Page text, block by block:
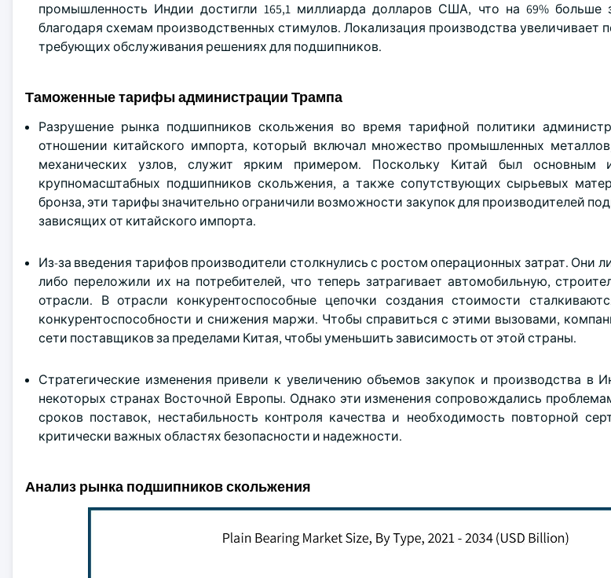
промышленность Индии достигли 165,1 миллиарда долларов США, что на 69% больше
благодаря схемам производственных стимулов. Локализация производства увеличивает
требующих обслуживания решениях для подшипников.
Таможенные тарифы администрации Трампа
Разрушение рынка подшипников скольжения во время тарифной политики
отношении китайского импорта, который включал множество промышленных
механических узлов, служит ярким примером. Поскольку Китай был основным
крупномасштабных подшипников скольжения, а также сопутствующих сырьевых
бронза, эти тарифы значительно ограничили возможности закупок для производителей
зависящих от китайского импорта.
Из-за введения тарифов производители столкнулись с ростом операционных затрат. Они
либо переложили их на потребителей, что теперь затрагивает автомобильную,
отрасли. В отрасли конкурентоспособные цепочки создания стоимости
конкурентоспособности и снижения маржи. Чтобы справиться с этими вызовами,
сети поставщиков за пределами Китая, чтобы уменьшить зависимость от этой страны.
Стратегические изменения привели к увеличению объемов закупок и производства в
некоторых странах Восточной Европы. Однако эти изменения сопровождались
сроков поставок, нестабильность контроля качества и необходимость повторной
критически важных областях безопасности и надежности.
Анализ рынка подшипников скольжения